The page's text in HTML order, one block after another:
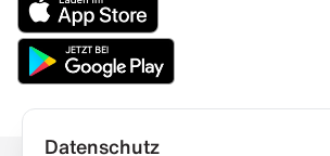
Datenschutz